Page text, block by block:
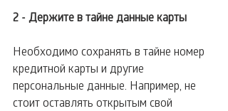
2 - Держите в тайне данные карты
Необходимо сохранять в тайне номер
кредитной карты и другие
персональные данные. Например, не
стоит оставлять открытым свой